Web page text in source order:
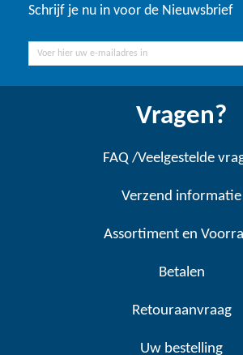
Schrijf je nu in voor de Nieuwsbrief
Vragen?
FAQ /Veelgestelde
Verzend informatie
Assortiment en
Betalen
Retouraanvraag
Uw bestelling